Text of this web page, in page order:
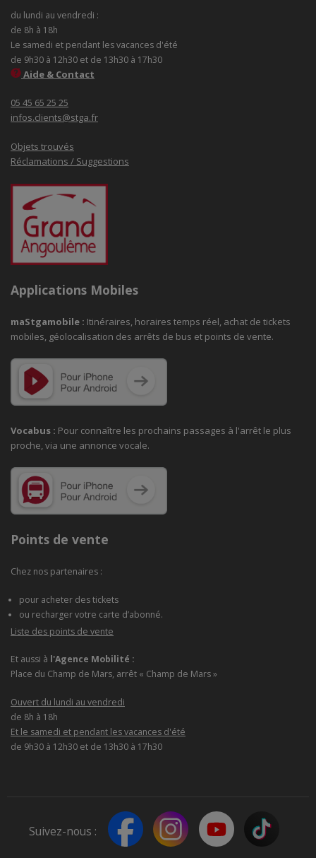
du lundi au vendredi :
de 8h à 18h
Le samedi et pendant les vacances d'été
de 9h30 à 12h30 et de 13h30 à 17h30
Aide & Contact
05 45 65 25 25
infos.clients@stga.fr
Objets trouvés
Réclamations / Suggestions
Applications Mobiles
maStgamobile : Itinéraires, horaires temps réel, achat de tickets
mobiles, géolocalisation des arrêts de bus et points de vente.
Vocabus : Pour connaître les prochains passages à l'arrêt le plus
proche, via une annonce vocale.
Points de vente
Chez nos partenaires :
pour acheter des tickets
ou recharger votre carte d’abonné.
Liste des points de vente
Et aussi à l'Agence Mobilité :
Place du Champ de Mars, arrêt « Champ de Mars »
Ouvert du lundi au vendredi
de 8h à 18h
Et le samedi et pendant les vacances d'été
de 9h30 à 12h30 et de 13h30 à 17h30
Suivez-nous :